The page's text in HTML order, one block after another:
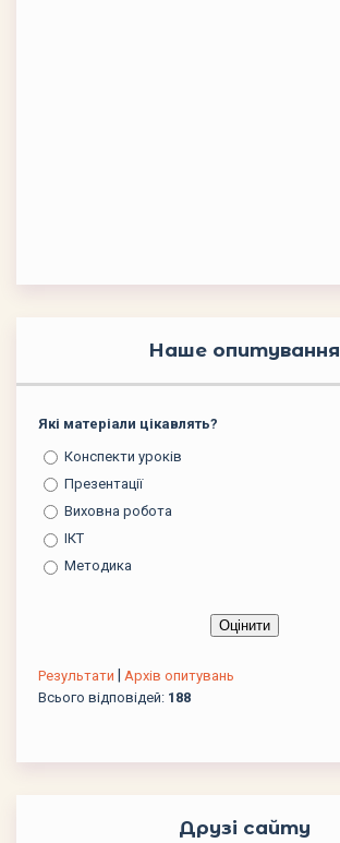
Наше опитування
Які матеріали цікавлять?
Конспекти уроків
Презентації
Виховна робота
ІКТ
Методика
Результати
Архів опитувань
Всього відповідей: 188
Друзі сайту